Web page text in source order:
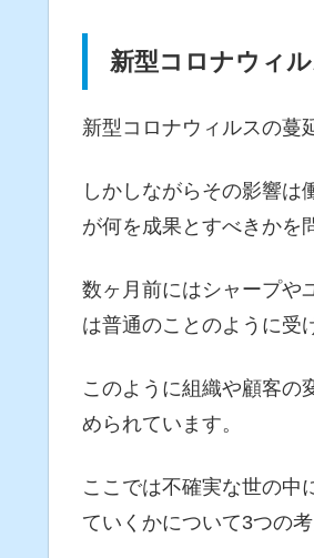
新型コロナウィ
新型コロナウィルスの蔓
しかしながらその影響は
が何を成果とすべきかを
数ヶ月前にはシャープや
は普通のことのように受
このように組織や顧客の
められています。
ここでは不確実な世の中
ていくかについて3つの